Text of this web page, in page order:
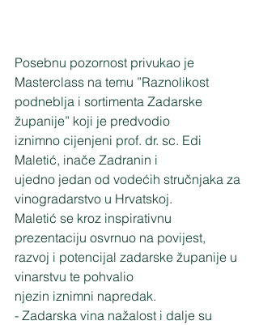
Posebnu pozornost privukao je
Masterclass na temu ”Raznolikost
podneblja i sortimenta Zadarske
županije” koji je predvodio
iznimno cijenjeni prof. dr. sc. Edi
Maletić, inače Zadranin i
ujedno jedan od vodećih stručnjaka za
vinogradarstvo u Hrvatskoj.
Maletić se kroz inspirativnu
prezentaciju osvrnuo na povijest,
razvoj i potencijal zadarske županije u
vinarstvu te pohvalio
njezin iznimni napredak.
- Zadarska vina nažalost i dalje su